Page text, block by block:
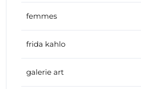
femmes
frida kahlo
galerie art